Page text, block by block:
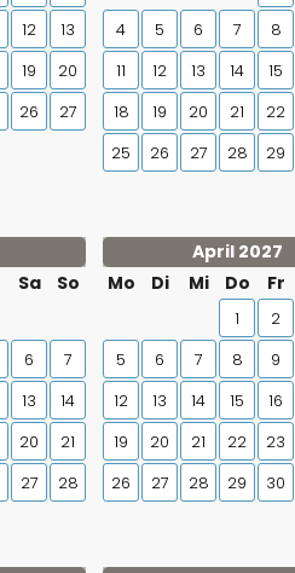
12
13
19
20
26
27
4
5 6 7 8
11
12 13 14 15
18
19 20 21 22
25
26 27 28 29
Sa So
6
7
13
14
20
21
27
28
April 2027
Mo
Di Mi Do Fr
1 2
5
6 7 8 9
12
13 14 15 16
19
20 21 22 23
26
27 28 29 30